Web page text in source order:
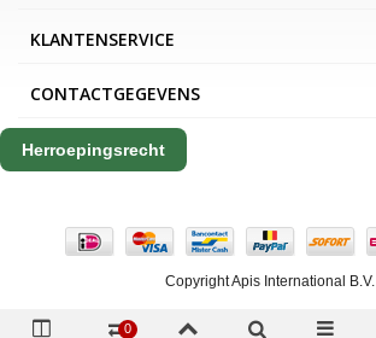
KLANTENSERVICE
CONTACTGEGEVENS
Herroepingsrecht
Copyright Apis International B.V.
0